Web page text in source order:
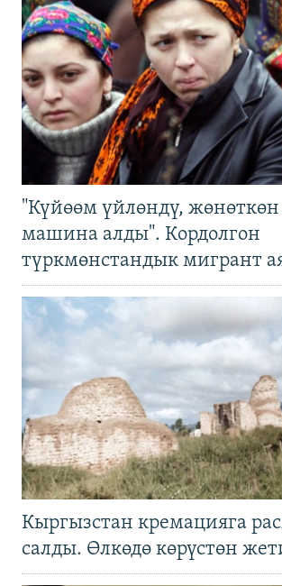
"Күйөөм үйлөндү,
машина алды". Кордолгон
түркмөнстандык мигрант
Кыргызстан кремацияга
салды. Өлкөдө көрүстөн